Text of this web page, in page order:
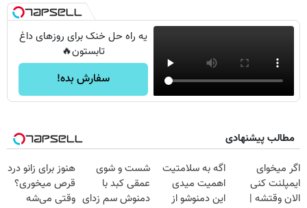
یه راه حل خنک برای روزهای داغ
تابستون🔥
سفارش بده!
مطالب پیشنهادی
اگر میخوای
ایمپلنت کنی
الان وقتشه |
اگه به سلامتیت
اهمیت میدی
این دمنوشو از
شست و شوی
عمقی کبد با
دمنوش سم زدای
هنوز برای زانو درد
قرص میخوری؟
وقتی می‌شه